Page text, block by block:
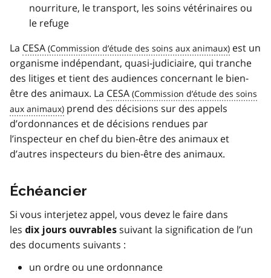
nourriture, le transport, les soins vétérinaires ou
le refuge
La CESA
est un
organisme indépendant, quasi-judiciaire, qui tranche
des litiges et tient des audiences concernant le bien-
être des animaux. La CESA
prend des décisions sur des appels
d’ordonnances et de décisions rendues par
l’inspecteur en chef du bien-être des animaux et
d’autres inspecteurs du bien-être des animaux.
Échéancier
Si vous interjetez appel, vous devez le faire dans
les dix jours ouvrables suivant la signification de l’un
des documents suivants :
un ordre ou une ordonnance